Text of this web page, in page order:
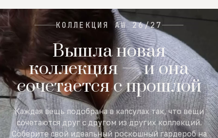
КОЛЛЕКЦИЯ AW 26/27
Вышла новая
коллекция — и она
сочетается с прошлой
Каждая вещь подобрана в капсулах так, что вещи
сочетаются друг с другом из других коллекций.
Соберите свой идеальный роскошный гардероб на